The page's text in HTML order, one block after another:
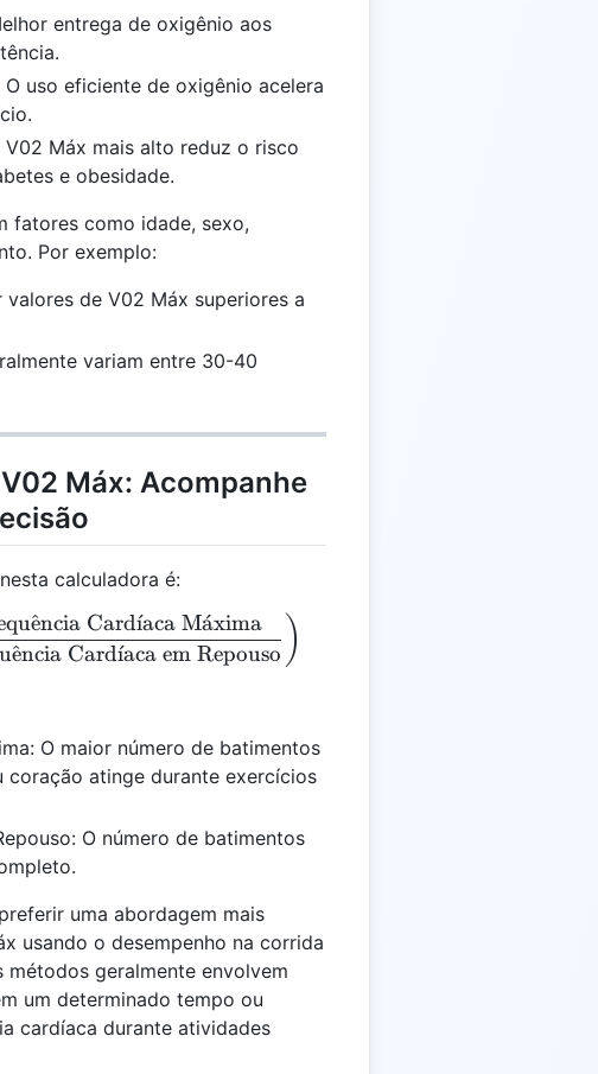
entrega de oxigênio aos
O uso eficiente de oxigênio acelera
V02 Máx mais alto reduz o risco
e obesidade.
fatores como idade, sexo,
Por exemplo:
de V02 Máx superiores a
variam entre 30-40
Máx: Acompanhe
calculadora é:
V02_{Máx} = 15.3 \times \left(\frac{\text{Frequência
e
ˆncia Cardı
ˊaca em Repouso
e
ˆncia Cardı
ˊaca Ma
ˊxima )
O maior número de batimentos
coração atinge durante exercícios
O número de batimentos
uma abordagem mais
usando o desempenho na corrida
geralmente envolvem
um determinado tempo ou
cardíaca durante atividades